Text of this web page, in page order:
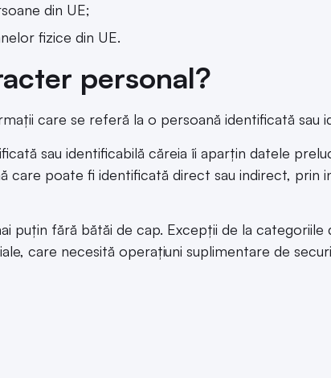
din UE;
fizice din UE.
personal?
care se referă la o persoană identificată sau
sau identificabilă căreia îi aparțin datele
care poate fi identificată direct sau indirect, prin
puțin fără bătăi de cap. Excepții de la categoriile
care necesită operațiuni suplimentare de